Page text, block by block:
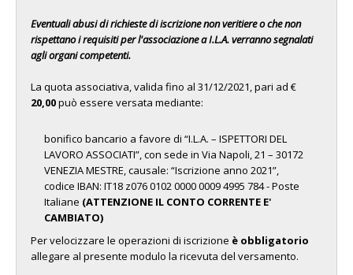
Eventuali abusi di richieste di iscrizione non veritiere o che non
rispettano i requisiti per l'associazione a I.L.A. verranno segnalati
agli organi competenti.
La quota associativa, valida fino al 31/12/2021, pari ad €
20,00può essere versata mediante:
bonifico bancario a favore di “I.L.A. – ISPETTORI DEL
LAVORO ASSOCIATI”, con sede in Via Napoli, 21 – 30172
VENEZIA MESTRE, causale: “Iscrizione anno 2021”,
codice IBAN: IT18 z076 0102 0000 0009 4995 784 -Poste
Italiane (ATTENZIONE IL CONTO CORRENTE E'
CAMBIATO)
Per velocizzare le operazioni di iscrizione è obbligatorio
allegare al presente modulo la ricevuta del versamento.